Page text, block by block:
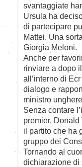
svantaggiate
Ursula ha
di partecipare
Mattei. Una
Giorgia Meloni.
Anche per
rinviare a dopo
all’interno di
dialogo e
ministro
Senza contare
premier,
il partito che ha
gruppo dei
Tornando al
dichiarazione di